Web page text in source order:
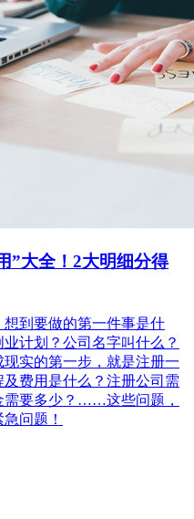
”大全！2大明细分得
到要做的第一件事是什
计划？公司名字叫什么？
实的第一步，就是注册一
费用是什么？注册公司需
需要多少？……这些问题，
问题！